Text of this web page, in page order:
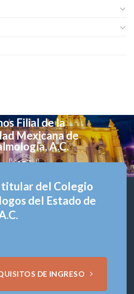
Filial de la
Mexicana de
A.C.
titular del Colegio
del Estado de
DE INGRESO